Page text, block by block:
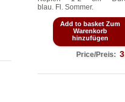
blau. Fl. Sommer.
Add to basket Zum
Warenkorb
hinzufügen
Price/Preis: